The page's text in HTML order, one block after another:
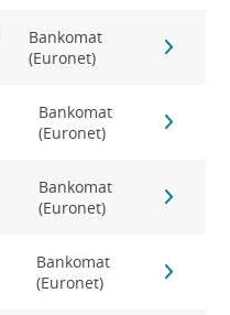
Bankomat
(Euronet)
Bankomat
(Euronet)
Bankomat
(Euronet)
Bankomat
(Euronet)